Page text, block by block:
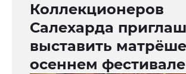
Коллекционеров
Салехарда
выставить
осеннем фестивале